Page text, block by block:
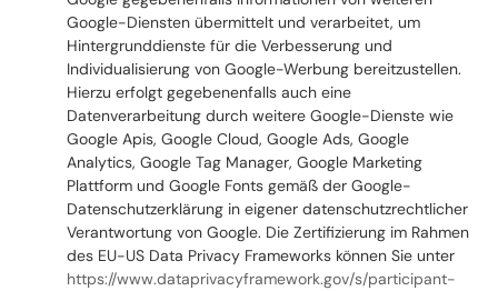
Google-Diensten übermittelt und verarbeitet, um
Hintergrunddienste für die Verbesserung und
Individualisierung von Google-Werbung bereitzustellen.
Hierzu erfolgt gegebenenfalls auch eine
Datenverarbeitung durch weitere Google-Dienste wie
Google Apis, Google Cloud, Google Ads, Google
Analytics, Google Tag Manager, Google Marketing
Plattform und Google Fonts gemäß der Google-
Datenschutzerklärung in eigener datenschutzrechtlicher
Verantwortung von Google. Die Zertifizierung im Rahmen
des EU-US Data Privacy Frameworks können Sie unter
https://www.dataprivacyframework.gov/s/participant-